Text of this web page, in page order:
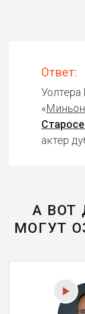
Ответ:
«
актер
А ВОТ
МОГУТ